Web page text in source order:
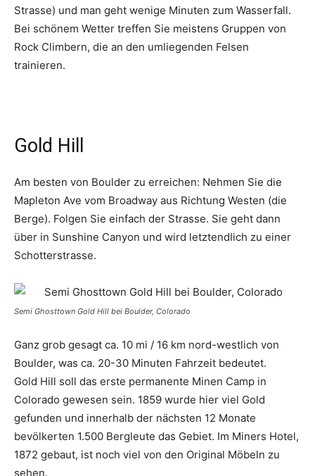
Strasse) und man geht wenige Minuten zum Wasserfall.
Bei schönem Wetter treffen Sie meistens Gruppen von
Rock Climbern, die an den umliegenden Felsen
trainieren.
Gold Hill
Am besten von Boulder zu erreichen: Nehmen Sie die
Mapleton Ave vom Broadway aus Richtung Westen (die
Berge). Folgen Sie einfach der Strasse. Sie geht dann
über in Sunshine Canyon und wird letztendlich zu einer
Schotterstrasse.
Semi Ghosttown Gold Hill bei Boulder, Colorado
Ganz grob gesagt ca. 10 mi / 16 km nord-westlich von
Boulder, was ca. 20-30 Minuten Fahrzeit bedeutet.
Gold Hill soll das erste permanente Minen Camp in
Colorado gewesen sein. 1859 wurde hier viel Gold
gefunden und innerhalb der nächsten 12 Monate
bevölkerten 1.500 Bergleute das Gebiet. Im Miners Hotel,
1872 gebaut, ist noch viel von den Original Möbeln zu
sehen.